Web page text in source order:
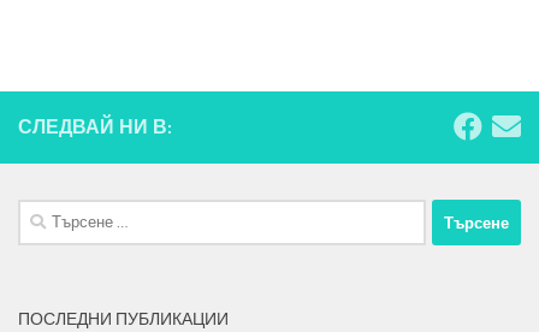
СЛЕДВАЙ НИ В:
Търсене
за:
ПОСЛЕДНИ ПУБЛИКАЦИИ